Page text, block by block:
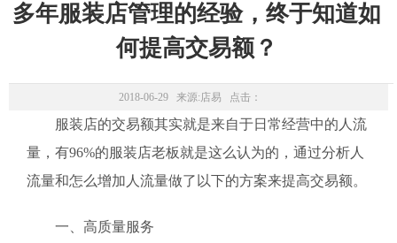
多年服装店管理的经验，终于知道如
何提高交易额？
2018-06-29 来源:店易 点击：
服装店的交易额其实就是来自于日常经营中的人流
量，有96%的服装店老板就是这么认为的，通过分析人
流量和怎么增加人流量做了以下的方案来提高交易额。
一、高质量服务